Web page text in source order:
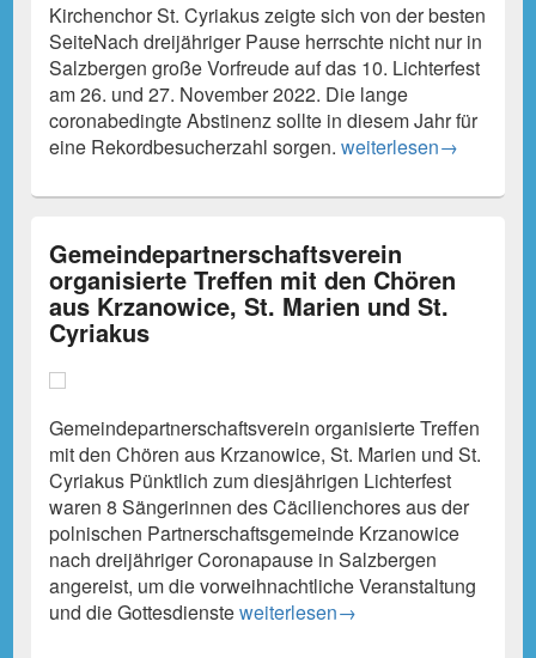
Kirchenchor St. Cyriakus zeigte sich von der besten
SeiteNach dreijähriger Pause herrschte nicht nur in
Salzbergen große Vorfreude auf das 10. Lichterfest
am 26. und 27. November 2022. Die lange
coronabedingte Abstinenz sollte in diesem Jahr für
eine Rekordbesucherzahl sorgen.weiterlesen→
Gemeindepartnerschaftsverein
organisierte Treffen mit den Chören
aus Krzanowice, St. Marien und St.
Cyriakus
Gemeindepartnerschaftsverein organisierte Treffen
mit den Chören aus Krzanowice, St. Marien und St.
Cyriakus Pünktlich zum diesjährigen Lichterfest
waren 8 Sängerinnen des Cäcilienchores aus der
polnischen Partnerschaftsgemeinde Krzanowice
nach dreijähriger Coronapause in Salzbergen
angereist, um die vorweihnachtliche Veranstaltung
und die GottesdiensteGemeindepartnerschaftsverein
weiterlesen→